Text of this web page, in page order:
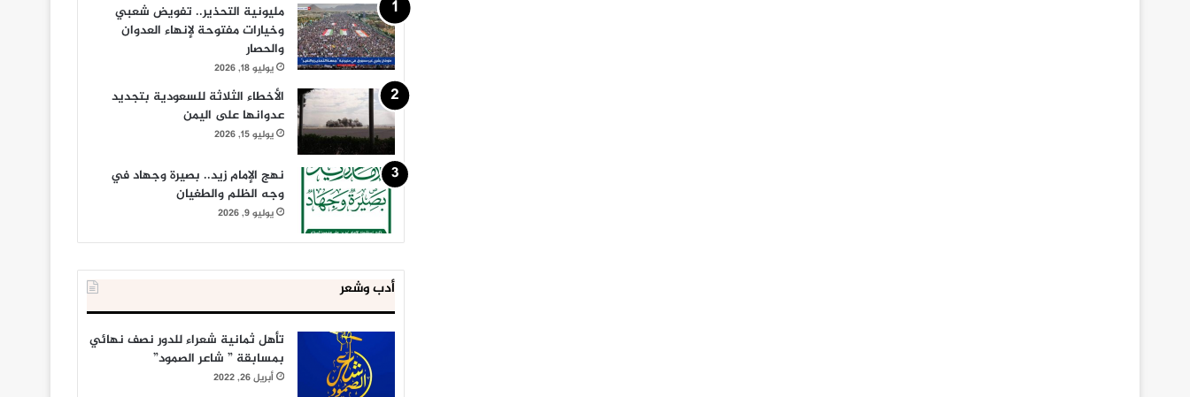
مليونية التحذير.. تفويض شعبي
وخيارات مفتوحة لإنهاء العدوان
والحصار
يوليو 18, 2026
الأخطاء الثلاثة للسعودية بتجديد
عدوانها على اليمن
يوليو 15, 2026
نهج الإمام زيد.. بصيرة وجهاد في
وجه الظلم والطغيان
يوليو 9, 2026
أدب وشعر
تأهل ثمانية شعراء للدور نصف نهائي
بمسابقة ” شاعر الصمود”
أبريل 26, 2022